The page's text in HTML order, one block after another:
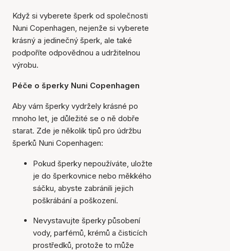
Když si vyberete šperk od společnosti
Nuni Copenhagen, nejenže si vyberete
krásný a jedinečný šperk, ale také
podpoříte odpovědnou a udržitelnou
výrobu.
Péče o šperky Nuni Copenhagen
Aby vám šperky vydržely krásné po
mnoho let, je důležité se o ně dobře
starat. Zde je několik tipů pro údržbu
šperků Nuni Copenhagen:
Pokud šperky nepoužíváte, uložte
je do šperkovnice nebo měkkého
sáčku, abyste zabránili jejich
poškrábání a poškození.
Nevystavujte šperky působení
vody, parfémů, krémů a čisticích
prostředků, protože to může